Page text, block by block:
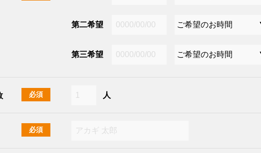
第二希望
第三希望
必須 人
必須